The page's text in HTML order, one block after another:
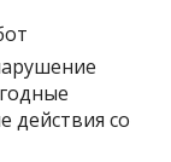
действия со